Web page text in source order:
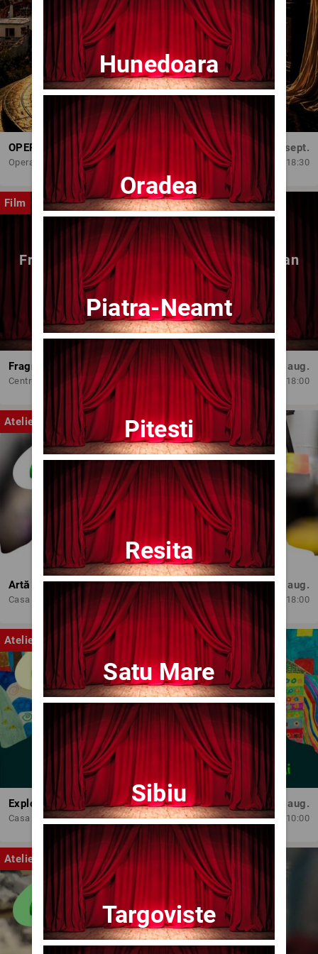
OPERA BRAȘOV ESTIVAL – DANCING SUMMER - SPECTACOL DE BALET
Opera Brasov
Dum, 6 sept.
18:30
Film
Fragmente dintr-un atelier – (regia Bogdan
Mureșanu) – AG
Fragmente dintr-un atelier – (regia Bogdan Mureșanu) – AG
Centrul Internațional de Artă Contemporană - Baia Turcească Iași
Dum, 30 aug.
18:00
Atelier
Artă și Profesionalism
Casa de Cultura 'Mihai Ursachi' a Municipiului Iasi
Mie, 12 aug.
18:00
Atelier
Exploratorii cromatici
Casa de Cultura 'Mihai Ursachi' a Municipiului Iasi
Lun, 10 aug.
10:00
Atelier
Hunedoara
Oradea
Piatra-Neamt
Pitesti
Resita
Satu Mare
Sibiu
Targoviste